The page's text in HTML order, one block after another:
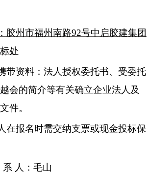
：胶州市福州南路92号中启胶建集团
处
带资料：法人授权委托书、受委托
会的简介等有关确立企业法人及
件。
在报名时需交纳支票或现金投标保
系 人：毛山